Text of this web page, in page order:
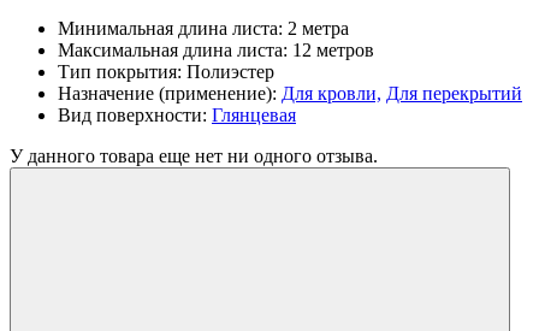
Минимальная длина листа: 2 метра
Максимальная длина листа: 12 метров
Тип покрытия: Полиэстер
Назначение (применение): Для кровли, Для перекрытий
Вид поверхности: Глянцевая
У данного товара еще нет ни одного отзыва.